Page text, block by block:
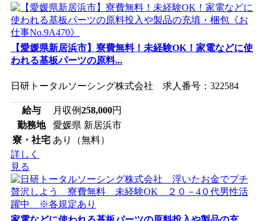
【愛媛県新居浜市】寮費無料！未経験OK！家電などに使
われる基板パーツの原料...
日研トータルソーシング株式会社 求人番号：322584
給与 月収例258,000円
勤務地
愛媛県 新居浜市
寮・社宅 あり（無料）
詳しく
見る